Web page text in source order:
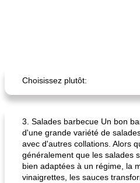
Choisissez plutôt:
3. Salades barbecue Un bon
d'une grande variété de
avec d'autres collations. Alors
généralement que les salades
bien adaptées à un régime, la
vinaigrettes, les sauces